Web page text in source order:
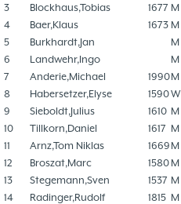
3
Blockhaus,Tobias 1677 M
4
Baer,Klaus 1673 M
5
Burkhardt,Jan M
6
Landwehr,Ingo M
7
Anderie,Michael 1990M
8
Habersetzer,Elyse 1590W
9
Sieboldt,Julius 1610 M
10
Tillkorn,Daniel 1617 M
11
Arnz,Tom Niklas 1669 M
12
Broszat,Marc 1580 M
13
Stegemann,Sven 1537 M
14
Radinger,Rudolf 1815 M